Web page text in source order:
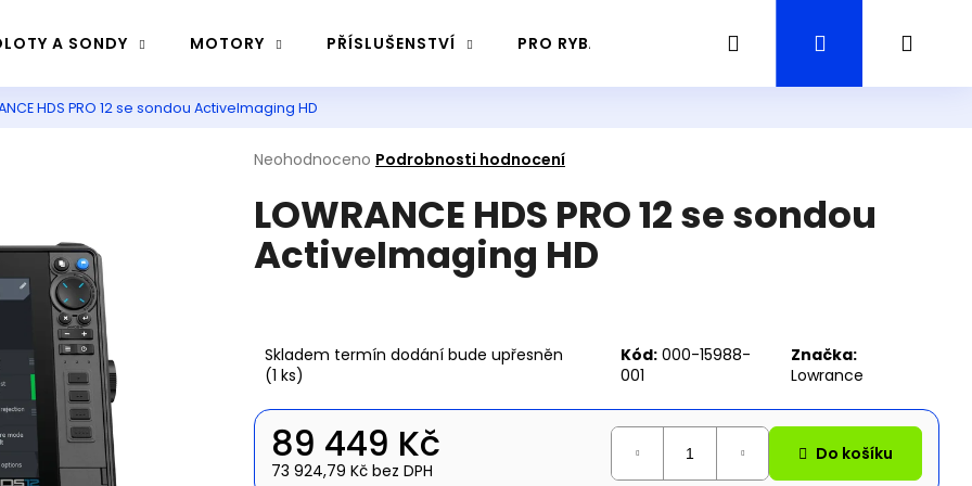
A SONDY MOTORY PŘÍSLUŠENSTVÍ PRO RYBÁŘE PRŮVODCE / GUIDING RYBAŘENÍ
Hledat Přihlášení
HDS PRO 12 se sondou ActiveImaging HD
Průměrné
produktu
je
0,0
z
Neohodnoceno Podrobnosti hodnocení
LOWRANCE HDS PRO 12 se sondou
ActiveImaging HD
Skladem termín dodání bude upřesněn
(1 ks)
Kód: 000-15988-
001
Značka:
Lowrance
89 449 Kč
73 924,79 Kč bez DPH
Do košíku
Co potřebujete najít?
Hledat
Doporučujeme
Následující